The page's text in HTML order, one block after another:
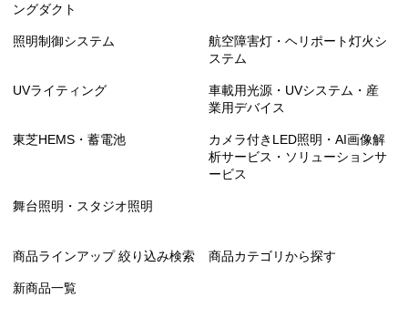
ングダクト
照明制御システム
航空障害灯・ヘリポート灯火シ
ステム
UVライティング
車載用光源・UVシステム・産
業用デバイス
東芝HEMS・蓄電池
カメラ付きLED照明・AI画像解
析サービス・ソリューションサ
ービス
舞台照明・スタジオ照明
商品ラインアップ 絞り込み検索 商品カテゴリから探す
新商品一覧